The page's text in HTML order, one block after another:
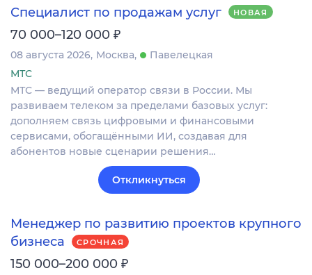
Специалист по продажам услуг НОВАЯ
70 000–120 000 ₽
08 августа 2026 Москва
Павелецкая
МТС
МТС — ведущий оператор связи в России. Мы
развиваем телеком за пределами базовых услуг:
дополняем связь цифровыми и финансовыми
сервисами, обогащёнными ИИ, создавая для
абонентов новые сценарии решения…
Откликнуться
Менеджер по развитию проектов крупного
бизнеса
СРОЧНАЯ
150 000–200 000 ₽